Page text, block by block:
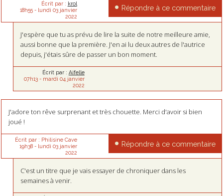
Écrit par : krol
18h55- lundi 03 janvier
2022
Répondre à ce commentaire
J'espère que tu as prévu de lire la suite de notre meilleure amie,
aussi bonne que la première. J'en ai lu deux autres de l'autrice
depuis, j'étais sûre de passer un bon moment.
Écrit par : Aifelle
07h13- mardi 04 janvier
2022
J'adore ton rêve surprenant et très chouette. Merci d'avoir si bien
joué !
Écrit par : Philisine Cave
19h38- lundi 03 janvier
2022
Répondre à ce commentaire
C'est un titre que je vais essayer de chroniquer dans les
semaines à venir.